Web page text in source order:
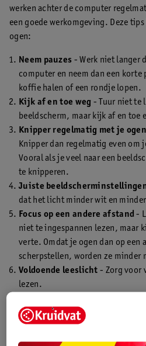
werken achter de computer
een goede werkomgeving. Deze
ogen:
Neem pauzes - Werk niet langer
computer en neem dan een korte
koffie halen of een rondje lopen.
Kijk af en toe weg - Tuur niet te
beeldscherm, maar kijk af en toe
Knipper regelmatig met je ogen
Knipper dan regelmatig even om
Vooral als je veel naar een
te knipperen.
Juiste
dat het licht minder wit en
Focus op een andere afstand -
niet te ingespannen lezen, maar
verte. Omdat je ogen dan op een
scherpstellen, worden ze minder
Voldoende leeslicht - Zorg voor
lezen.
je opticien en laat je ogen
veranderen.
Goede luchtvochtigheid- Zorg